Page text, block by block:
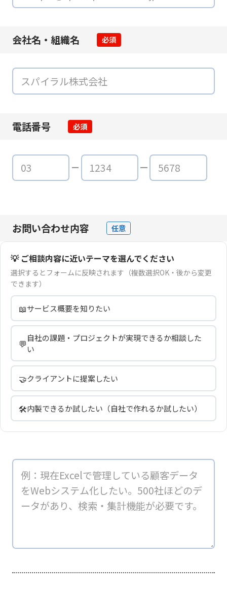
会社名・組織名 必須
電話番号 必須
お問い合わせ内容 任意
💡 ご相談内容に近いテーマを選んでください
選択するとフォームに反映されます（複数選択OK・後から変更
できます）
📖サービス概要を知りたい
💬自社の課題・プロジェクトが実現できるか相談した
い
🤝クライアントに提案したい
🛠️内製できるか試したい（自社で作れるか試したい）